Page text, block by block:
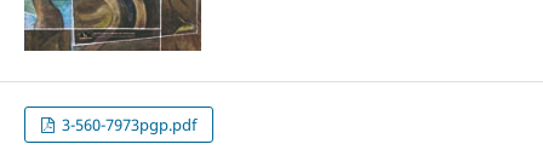
3-560-7973pgp.pdf